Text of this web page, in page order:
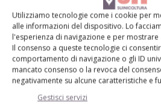
Utilizziamo tecnologie come i cookie per
alle informazioni del dispositivo. Lo
l'esperienza di navigazione e per mostrare
Il consenso a queste tecnologie ci
comportamento di navigazione o gli ID
mancato consenso o la revoca del
negativamente su alcune caratteristiche e
Gestisci servizi
Allevamenti e macelli nel
andata male